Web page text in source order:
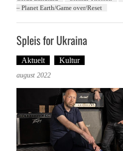
– Planet Earth/Game over/Reset
Spleis for Ukraina
Aktuelt Kultur
august 2022